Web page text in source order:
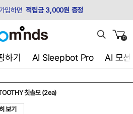
입하면 적립금 3,000원 증정
0
하기 AI Sleepbot Pro AI 모션
칫솔모 (2ea)
보기